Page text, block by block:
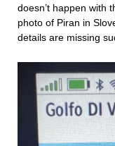
doesn’t happen with
photo of Piran in
details are missing